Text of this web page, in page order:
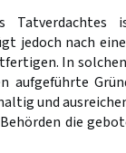
jedoch nach
In
aufgeführte
und
die